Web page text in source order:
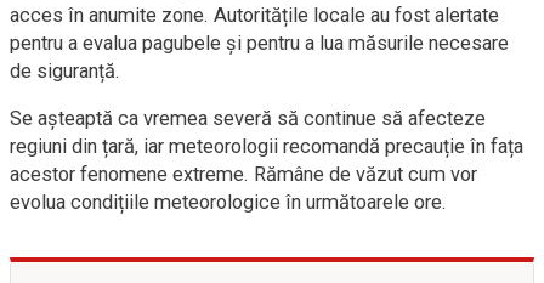
acces în anumite zone. Autoritățile locale au fost alertate
pentru a evalua pagubele și pentru a lua măsurile necesare
de siguranță.
Se așteaptă ca vremea severă să continue să afecteze
regiuni din țară, iar meteorologii recomandă precauție în fața
acestor fenomene extreme. Rămâne de văzut cum vor
evolua condițiile meteorologice în următoarele ore.